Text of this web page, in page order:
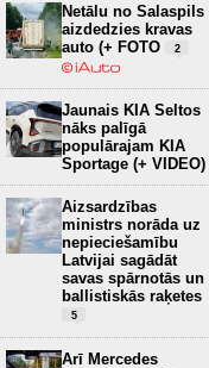
Netālu no Salaspils
aizdedzies kravas
auto (+ FOTO
2
Jaunais KIA Seltos
nāks palīgā
populārajam KIA
Sportage (+ VIDEO)
Aizsardzības
ministrs norāda uz
nepieciešamību
Latvijai sagādāt
savas spārnotās un
ballistiskās raķetes
5
Arī Mercedes